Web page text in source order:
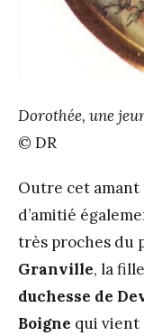
Dorothée, une
© DR
Outre cet
d’amitié
très proches du
Granville, la
duchesse de
Boigne qui vient